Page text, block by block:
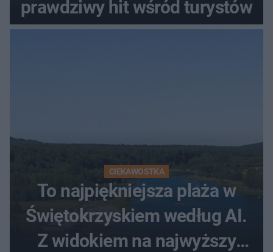
prawdziwy hit wśród turystów
CIEKAWOSTKA
To najpiękniejsza plaża w
Świętokrzyskiem według AI.
Z widokiem na najwyższy